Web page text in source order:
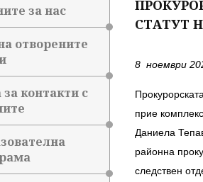
за нас
отворените
контакти с
СТАТУТ
8 ноември
прие
Даниела
районна
следствен